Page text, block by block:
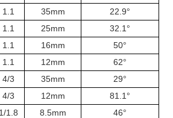
1.1 35mm
22.9°
1.1 25mm
32.1°
1.1 16mm
50°
1.1 12mm
62°
4/3 35mm
29°
4/3 12mm
81.1°
1/1.8 8.5mm 46°